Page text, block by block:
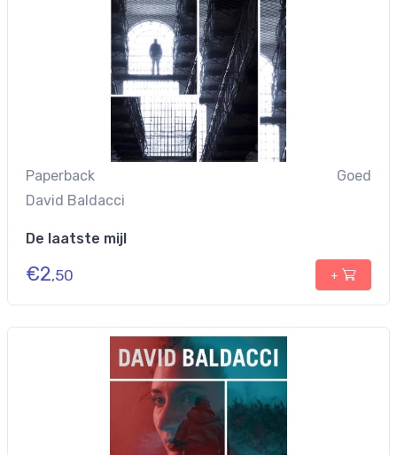
Paperback
Goed
David Baldacci
De laatste mijl
€2,50 +